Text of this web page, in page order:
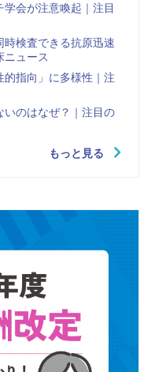
学会が注意喚起｜注目
時検査できる抗原迅速
ニュース
的指向」に多様性｜注
いのはなぜ？｜注目の
もっと見る